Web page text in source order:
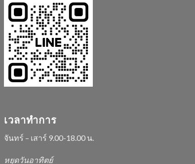
เวลาทำการ
จันทร์ – เสาร์ 9.00-18.00 น.
หยุดวันอาทิตย์